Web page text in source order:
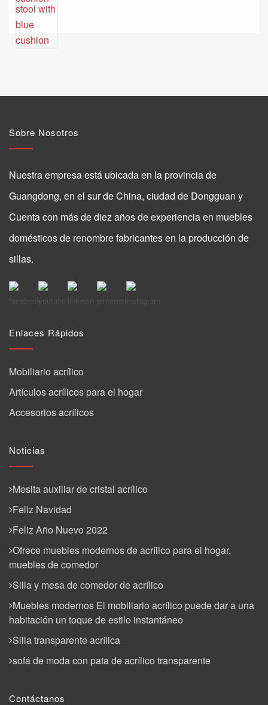
Sobre Nosotros
Nuestra empresa está ubicada en la provincia de
Guangdong, en el sur de China, ciudad de Dongguan y
Cuenta con más de diez años de experiencia en muebles
domésticos de renombre fabricantes en la producción de
sillas.
Enlaces Rápidos
Mobiliario acrílico
Artículos acrílicos para el hogar
Accesorios acrílicos
Noticias
Mesita auxiliar de cristal acrílico
Feliz Navidad
Feliz Año Nuevo 2022
Ofrece muebles modernos de acrílico para el hogar,
muebles de comedor
Silla y mesa de comedor de acrílico
Muebles modernos El mobiliario acrílico puede dar a una
habitación un toque de estilo instantáneo
Silla transparente acrílica
sofá de moda con pata de acrílico transparente
Contáctanos